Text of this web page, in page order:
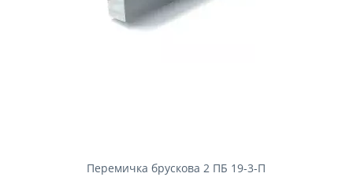
Перемичка брускова 2 ПБ 19-3-П